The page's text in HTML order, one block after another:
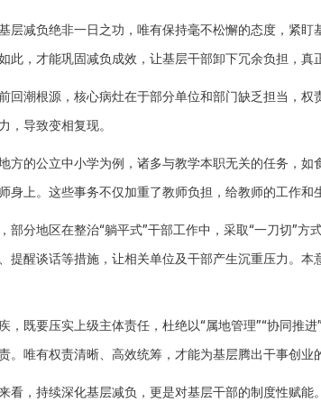
减负绝非一日之功，唯有保持毫不松懈的态度，紧盯
此，才能巩固减负成效，让基层干部卸下冗余负担，真
潮根源，核心病灶在于部分单位和部门缺乏担当，权
，导致变相复现。
的公立中小学为例，诸多与教学本职无关的任务，如
身上。这些事务不仅加重了教师负担，给教师的工作和
分地区在整治“躺平式”干部工作中，采取“一刀切”方
提醒谈话等措施，让相关单位及干部产生沉重压力。
既要压实上级主体责任，杜绝以“属地管理”“协同推
。唯有权责清晰、高效统筹，才能为基层腾出干事创业
，持续深化基层减负，更是对基层干部的制度性赋能